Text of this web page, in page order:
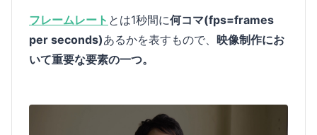
フレームレート とは1秒間に何コマ(fps=frames
per seconds)あるかを表すもので、 映像制作にお
いて重要な要素の一つ。